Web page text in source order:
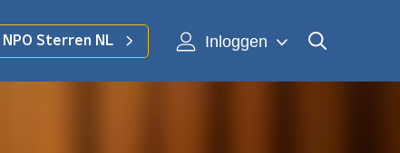
NPO Sterren NL Inloggen